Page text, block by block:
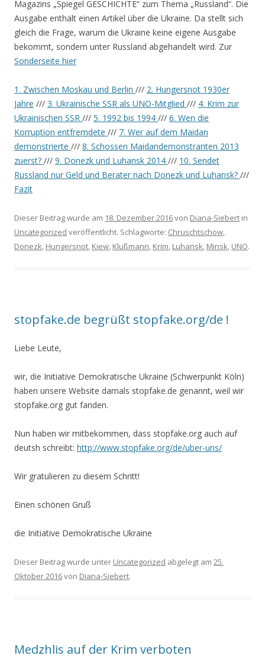
Magazins „Spiegel GESCHICHTE“ zum Thema „Russland“. Die
Ausgabe enthält einen Artikel über die Ukraine. Da stellt sich
gleich die Frage, warum die Ukraine keine eigene Ausgabe
bekommt, sondern unter Russland abgehandelt wird. Zur
Sonderseite hier
1. Zwischen Moskau und Berlin /// 2. Hungersnot 1930er
Jahre /// 3. Ukrainische SSR als UNO-Mitglied /// 4. Krim zur
Ukrainischen SSR /// 5. 1992 bis 1994 /// 6. Wen die
Korruption entfremdete /// 7. Wer auf dem Maidan
demonstrierte /// 8. Schossen Maidandemonstranten 2013
zuerst? /// 9. Donezk und Luhansk 2014 /// 10. Sendet
Russland nur Geld und Berater nach Donezk und Luhansk? ///
Fazit
Dieser Beitrag wurde am 18. Dezember 2016von Diana-Siebert in
Uncategorized veröffentlicht. Schlagworte: Chruschtschow,
Donezk, Hungersnot, Kiew, Klußmann, Krim, Luhansk, Minsk, UNO.
stopfake.de begrüßt stopfake.org/de !
Liebe Leute,
wir, die Initiative Demokratische Ukraine (Schwerpunkt Köln)
haben unsere Website damals stopfake.de genannt, weil wir
stopfake.org gut fanden.
Nun haben wir mitbekommen, dass stopfake.org auch auf
deutsh schreibt: http://www.stopfake.org/de/uber-uns/
Wir gratulieren zu diesem Schritt!
Einen schönen Gruß
die Initiative Demokratische Ukraine
Dieser Beitrag wurde unter Uncategorized abgelegt am 25.
Oktober 2016von Diana-Siebert.
Medzhlis auf der Krim verboten